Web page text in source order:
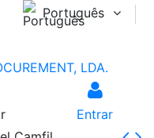
Português
Entrar